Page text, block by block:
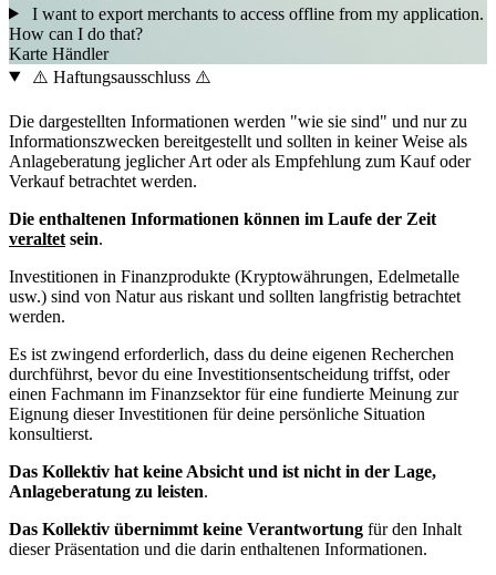
I want to export merchants to access offline from my application.
How can I do that?
Karte Händler
⚠️ Haftungsausschluss ⚠️
Die dargestellten Informationen werden "wie sie sind" und nur zu
Informationszwecken bereitgestellt und sollten in keiner Weise als
Anlageberatung jeglicher Art oder als Empfehlung zum Kauf oder
Verkauf betrachtet werden.
Die enthaltenen Informationen können im Laufe der Zeit
veraltet sein.
Investitionen in Finanzprodukte (Kryptowährungen, Edelmetalle
usw.) sind von Natur aus riskant und sollten langfristig betrachtet
werden.
Es ist zwingend erforderlich, dass du deine eigenen Recherchen
durchführst, bevor du eine Investitionsentscheidung triffst, oder
einen Fachmann im Finanzsektor für eine fundierte Meinung zur
Eignung dieser Investitionen für deine persönliche Situation
konsultierst.
Das Kollektiv hat keine Absicht und ist nicht in der Lage,
Anlageberatung zu leisten.
Das Kollektiv übernimmt keine Verantwortung für den Inhalt
dieser Präsentation und die darin enthaltenen Informationen.